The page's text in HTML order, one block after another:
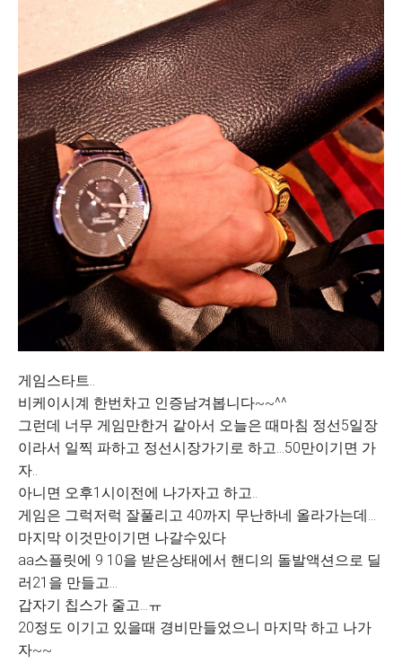
게임스타트..
비케이시계 한번차고 인증남겨봅니다~~^^
그런데 너무 게임만한거 같아서 오늘은 때마침 정선5일장
이라서 일찍 파하고 정선시장가기로 하고...50만이기면 가
자..
아니면 오후1시이전에 나가자고 하고..
게임은 그럭저럭 잘풀리고 40까지 무난하네 올라가는데...
마지막 이것만이기면 나갈수있다
aa스플릿에 9 10을 받은상태에서 핸디의 돌발액션으로 딜
러21을 만들고...
갑자기 칩스가 줄고...ㅠ
20정도 이기고 있을때 경비만들었으니 마지막 하고 나가
자~~